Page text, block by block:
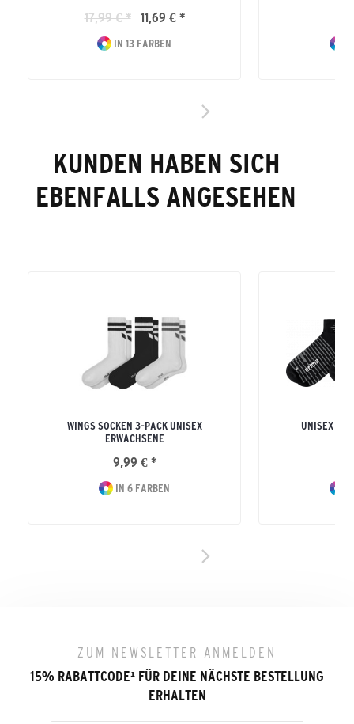
17,99 € * 11,69 € *
IN 13 FARBEN
KUNDEN HABEN SICH
EBENFALLS ANGESEHEN
WINGS SOCKEN 3-PACK UNISEX
ERWACHSENE
9,99 € *
IN 6 FARBEN
UNISEX
ZUM NEWSLETTER ANMELDEN
15% RABATTCODE¹ FÜR DEINE NÄCHSTE BESTELLUNG
ERHALTEN